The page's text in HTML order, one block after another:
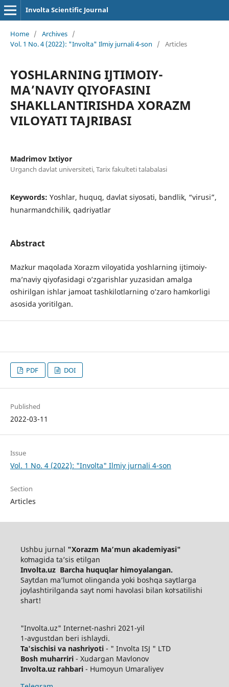
Involta Scientific Journal
Home / Archives /
Vol. 1 No. 4 (2022): "Involta" Ilmiy jurnali 4-son
/ Articles
YOSHLARNING IJTIMOIY-
MA’NAVIY QIYOFASINI
SHAKLLANTIRISHDA XORAZM
VILOYATI TAJRIBASI
Madrimov Ixtiyor
Urganch davlat universiteti, Tarix fakulteti talabalasi
Keywords: Yoshlar, huquq, davlat siyosati, bandlik, “virusi”,
hunarmandchilik, qadriyatlar
Abstract
Mazkur maqolada Xorazm viloyatida yoshlarning ijtimoiy-
ma’naviy qiyofasidagi o’zgarishlar yuzasidan amalga
oshirilgan ishlar jamoat tashkilotlarning o’zaro hamkorligi
asosida yoritilgan.
PDF DOI
Published
2022-03-11
Issue
Vol. 1 No. 4 (2022): "Involta" Ilmiy jurnali 4-son
Section
Articles
Ushbu jurnal "Xorazm Maʼmun akademiyasi"
koʻmagida ta’sis etilgan
Involta.uz Barcha huquqlar himoyalangan.
Saytdan maʼlumot olinganda yoki boshqa saytlarga
joylashtirilganda sayt nomi havolasi bilan koʻrsatilishi
shart!
"Involta.uz" Internet-nashri 2021-yil
1-avgustdan beri ishlaydi.
Ta'sischisi va nashriyoti- " Involta ISJ " LTD
Bosh muharriri- Xudargan Mavlonov
Involta.uz rahbari- Humoyun Umaraliyev